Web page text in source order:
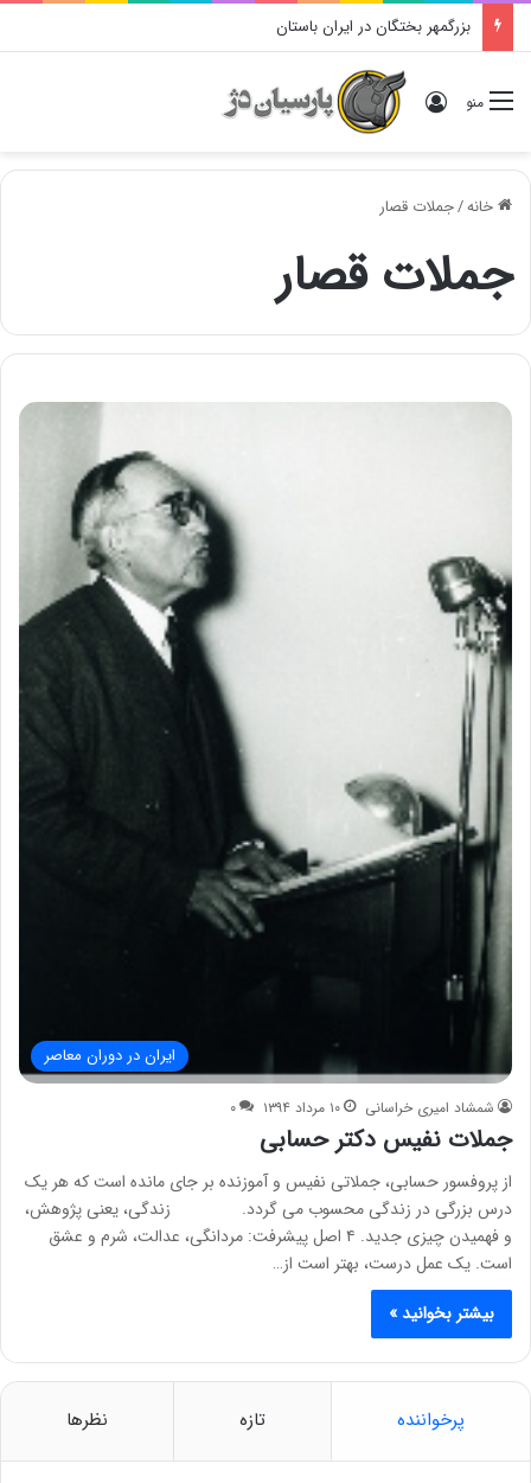
بزرگمهر بختگان در ایران باستان
منو ورود
خانه/جملات قصار
جملات قصار
ایران در دوران معاصر
شمشاد امیری خراسانی ۱۰ مرداد ۱۳۹۴ ۰
جملات نفیس دکتر حسابی
از پروفسور حسابی، جملاتی نفیس و آموزنده بر جای مانده است که هر یک
درس بزرگی در زندگی محسوب می گردد. زندگی، یعنی پژوهش،
و فهمیدن چیزی جدید. ۴ اصل پیشرفت: مردانگی، عدالت، شرم و عشق
است. یک عمل درست، بهتر است از…
بیشتر بخوانید »
پرخواننده تازه نظرها